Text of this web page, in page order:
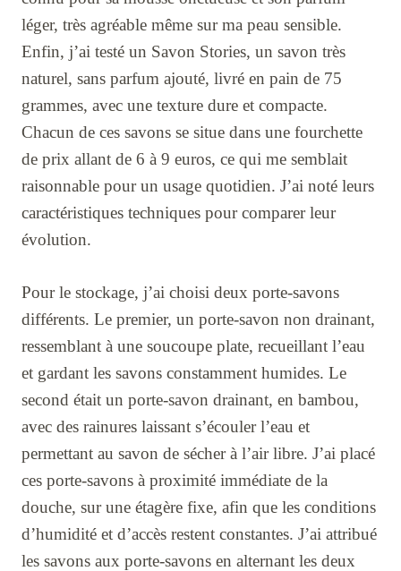
léger, très agréable même sur ma peau sensible.
Enfin, j’ai testé un Savon Stories, un savon très
naturel, sans parfum ajouté, livré en pain de 75
grammes, avec une texture dure et compacte.
Chacun de ces savons se situe dans une fourchette
de prix allant de 6 à 9 euros, ce qui me semblait
raisonnable pour un usage quotidien. J’ai noté leurs
caractéristiques techniques pour comparer leur
évolution.
Pour le stockage, j’ai choisi deux porte-savons
différents. Le premier, un porte-savon non drainant,
ressemblant à une soucoupe plate, recueillant l’eau
et gardant les savons constamment humides. Le
second était un porte-savon drainant, en bambou,
avec des rainures laissant s’écouler l’eau et
permettant au savon de sécher à l’air libre. J’ai placé
ces porte-savons à proximité immédiate de la
douche, sur une étagère fixe, afin que les conditions
d’humidité et d’accès restent constantes. J’ai attribué
les savons aux porte-savons en alternant les deux